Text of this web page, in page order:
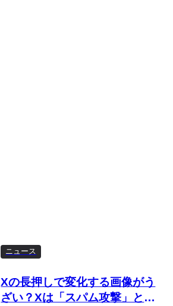
ニュース
Xの長押しで変化する画像がう
ざい？Xは「スパム攻撃」とし